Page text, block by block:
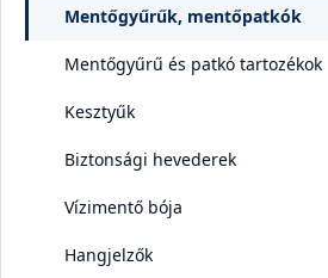
Mentőgyűrűk, mentőpatkók
Mentőgyűrű és patkó tartozékok
Kesztyűk
Biztonsági hevederek
Vízimentő bója
Hangjelzők